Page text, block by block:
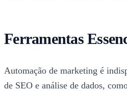
Ferramentas
Automação de marketing é
de SEO e análise de dados,